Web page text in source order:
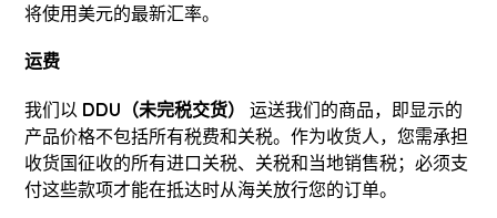
将使用美元的最新汇率。
运费
我们以 DDU（未完税交货）
运送我们的商品，即显示的
产品价格不包括所有税费和关税。作为收货人，您需承担
收货国征收的所有进口关税、关税和当地销售税；必须支
付这些款项才能在抵达时从海关放行您的订单。